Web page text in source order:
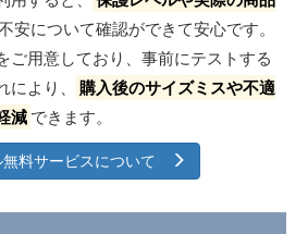
安について確認ができて安心です。
ご用意しており、事前にテストする
により、
購入後のサイズミスや不適
減 できます。
無料サービスについて